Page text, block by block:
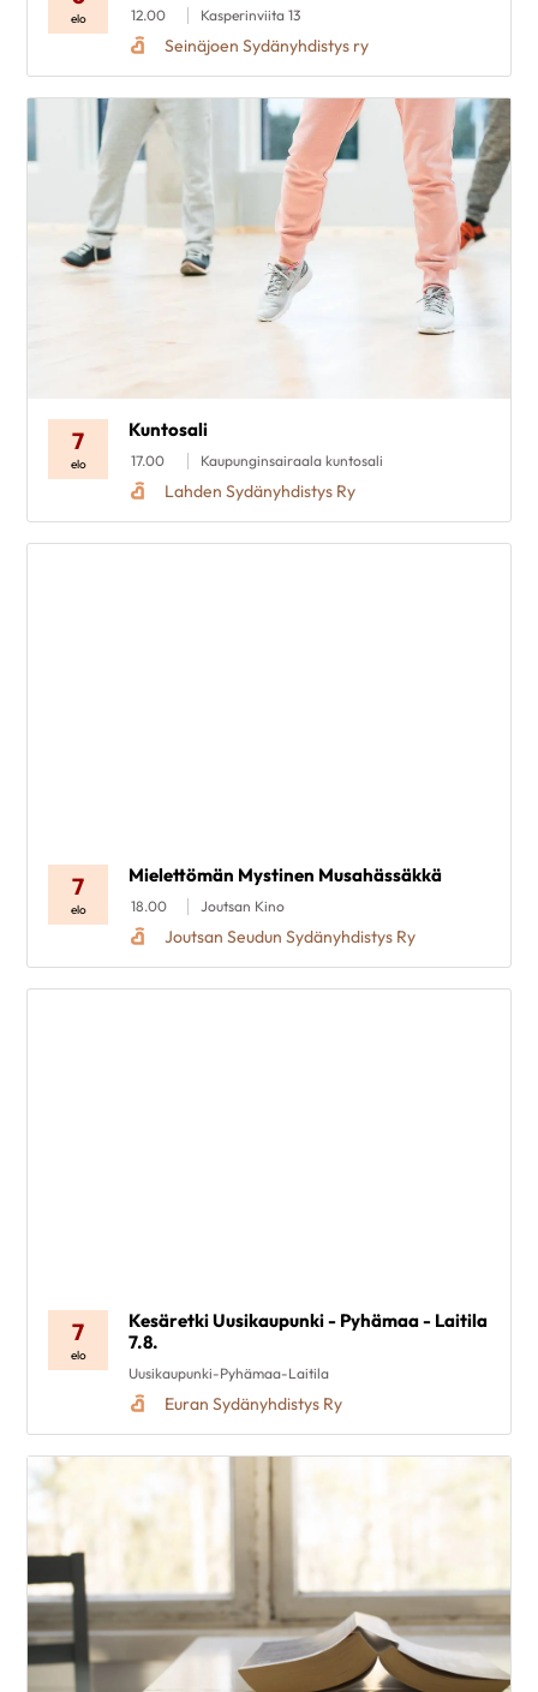
elo 12.00 Kasperinviita 13
Seinäjoen Sydänyhdistys ry
7
elo
Kuntosali
17.00 Kaupunginsairaala kuntosali
Lahden Sydänyhdistys Ry
7
elo
Mielettömän Mystinen Musahässäkkä
18.00 Joutsan Kino
Joutsan Seudun Sydänyhdistys Ry
7
elo
Kesäretki Uusikaupunki - Pyhämaa - Laitila
7.8.
Uusikaupunki-Pyhämaa-Laitila
Euran Sydänyhdistys Ry